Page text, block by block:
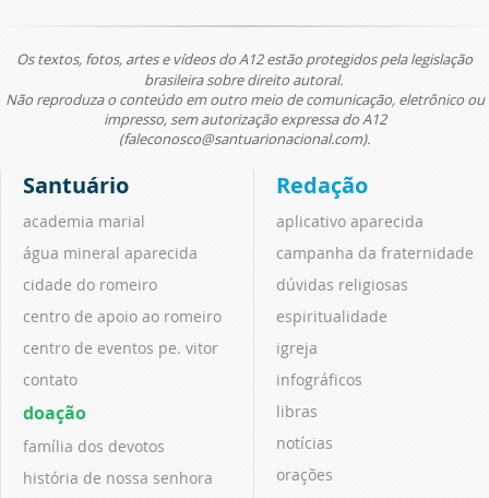
Os textos, fotos, artes e vídeos do A12 estão protegidos pela legislação
brasileira sobre direito autoral.
Não reproduza o conteúdo em outro meio de comunicação, eletrônico ou
impresso, sem autorização expressa do A12
(faleconosco@santuarionacional.com).
Santuário
academia marial
água mineral aparecida
cidade do romeiro
centro de apoio ao romeiro
centro de eventos pe. vitor
contato
doação
família dos devotos
história de nossa senhora
Redação
aplicativo aparecida
campanha da fraternidade
dúvidas religiosas
espiritualidade
igreja
infográficos
libras
notícias
orações